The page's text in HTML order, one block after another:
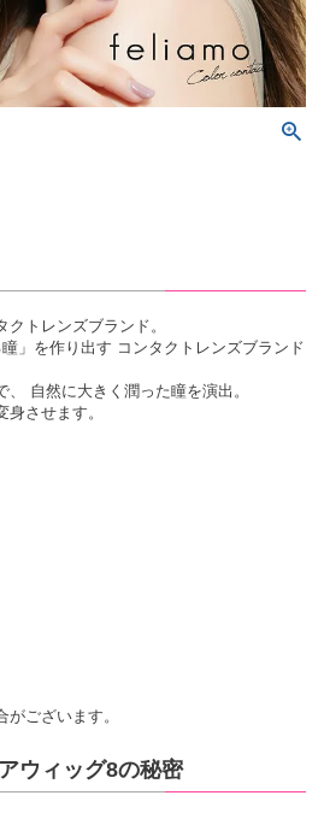
トレンズブランド。
」を作り出す コンタクトレンズブランド
自然に大きく潤った瞳を演出。
させます。
ございます。
ウィッグ8の秘密